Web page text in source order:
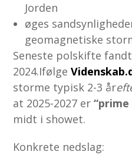
Jorden
øges
geomagnetiske
Seneste polskifte
2024.Ifølge
storme typisk 2-3 år
at 2025-2027 er
midt i showet.
Konkrete nedslag: